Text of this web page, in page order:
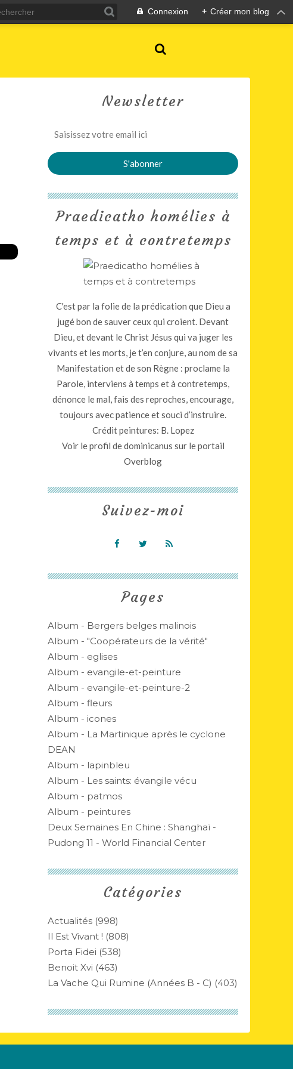
Connexion + Créer mon blog
Newsletter
Catégories
Actualités (998)
Il Est Vivant ! (808)
Porta Fidei (538)
Benoit Xvi (463)
La Vache Qui Rumine (années B - C) (403)
Pages
Album - Bergers belges malinois
Album - "Coopérateurs de la vérité"
Album - eglises
Album - evangile-et-peinture
Album - evangile-et-peinture-2
Album - fleurs
Album - icones
Album - La Martinique après le cyclone
DEAN
Album - lapinbleu
Album - Les saints: évangile vécu
Album - patmos
Album - peintures
Deux Semaines En Chine : Shanghaï -
Pudong 11 - World Financial Center
Praedicatho homélies à
temps et à contretemps
C'est par la folie de la prédication que Dieu a
jugé bon de sauver ceux qui croient. Devant
Dieu, et devant le Christ Jésus qui va juger les
vivants et les morts, je t’en conjure, au nom de sa
Manifestation et de son Règne : proclame la
Parole, interviens à temps et à contretemps,
dénonce le mal, fais des reproches, encourage,
toujours avec patience et souci d’instruire.
Crédit peintures: B. Lopez
Voir le profil dedominicanus sur le portail
Overblog
Suivez-moi